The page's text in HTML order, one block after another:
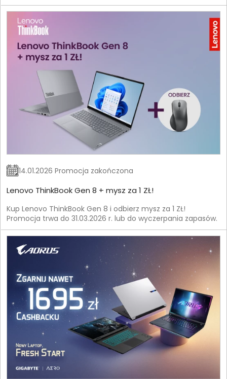
14.01.2026 Promocja zakończona
Lenovo ThinkBook Gen 8 + mysz za 1 ZŁ!
Kup Lenovo ThinkBook Gen 8 i odbierz mysz za 1 ZŁ!
Promocja trwa do 31.03.2026 r. lub do wyczerpania zapasów.